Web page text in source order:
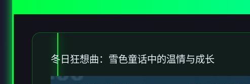
冬日狂想曲：雪色童话中的温情与成长